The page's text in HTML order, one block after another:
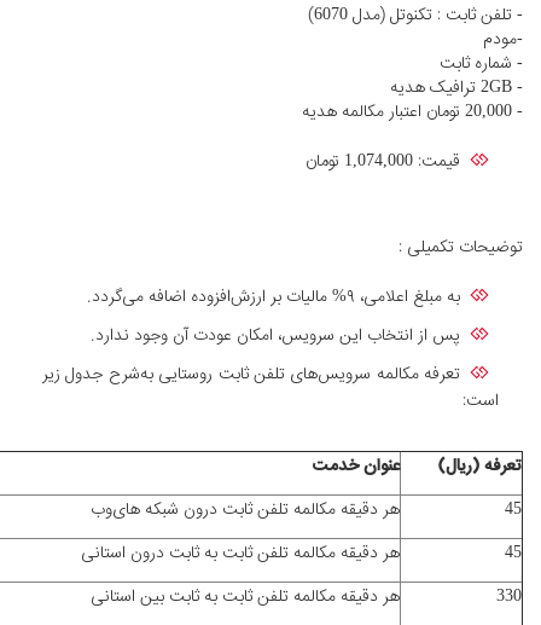
- تلفن ثابت : تکنوتل (مدل 6070)
-مودم
- شماره ثابت
- 2GB ترافیک هدیه
- 20,000 تومان اعتبار مکالمه هدیه
قیمت: 1,074,000 تومان
توضیحات تکمیلی :
به مبلغ اعلامی، ۹% مالیات بر ارزش‌افزوده اضافه می‌گردد.
پس از انتخاب این سرویس، امکان عودت آن وجود ندارد.
تعرفه مکالمه سرویس‌های تلفن ثابت روستایی به‌شرح جدول زیر
است:
تعرفه (ریال)
عنوان خدمت
45
هر دقیقه مکالمه تلفن ثابت درون شبکه هاى‌وب
45
هر دقیقه مکالمه تلفن ثابت به ثابت درون استانى
330
هر دقیقه مکالمه تلفن ثابت به ثابت بین استانى